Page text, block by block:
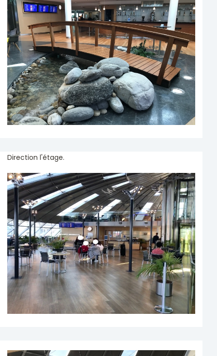
Direction l'étage.